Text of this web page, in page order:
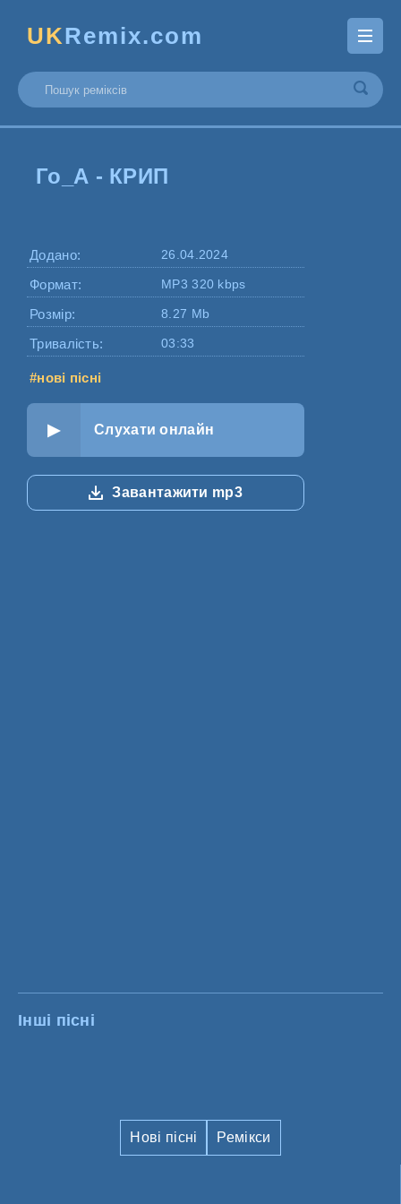
UKRemix.com
Го_А - КРИП
Додано: 26.04.2024
Формат: MP3 320 kbps
Розмір: 8.27 Mb
Тривалість: 03:33
#нові пісні
Слухати онлайн
Завантажити mp3
Інші пісні
Нові пісні Ремікси